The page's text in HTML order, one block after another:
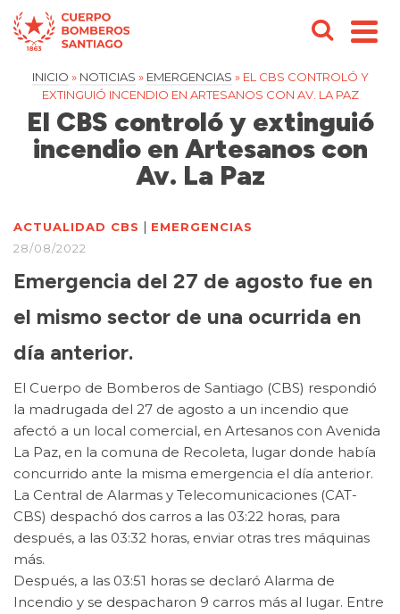
INICIO » NOTICIAS » EMERGENCIAS » EL CBS CONTROLÓ Y
EXTINGUIÓ INCENDIO EN ARTESANOS CON AV. LA PAZ
El CBS controló y extinguió
incendio en Artesanos con
Av. La Paz
ACTUALIDAD CBS | EMERGENCIAS
28/08/2022
Emergencia del 27 de agosto fue en
el mismo sector de una ocurrida en
día anterior.
El Cuerpo de Bomberos de Santiago (CBS) respondió
la madrugada del 27 de agosto a un incendio que
afectó a un local comercial, en Artesanos con Avenida
La Paz, en la comuna de Recoleta, lugar donde había
concurrido ante la misma emergencia el día anterior.
La Central de Alarmas y Telecomunicaciones (CAT-
CBS) despachó dos carros a las 03:22 horas, para
después, a las 03:32 horas, enviar otras tres máquinas
más.
Después, a las 03:51 horas se declaró Alarma de
Incendio y se despacharon 9 carros más al lugar. Entre